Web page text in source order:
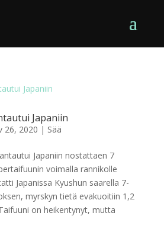
Japaniin
26, 2020 | Sää
Japaniin nostattaen 7
voimalla rannikolle
Japanissa Kyushun saarella 7-
myrskyn tietä evakuoitiin 1,2
on heikentynyt, mutta